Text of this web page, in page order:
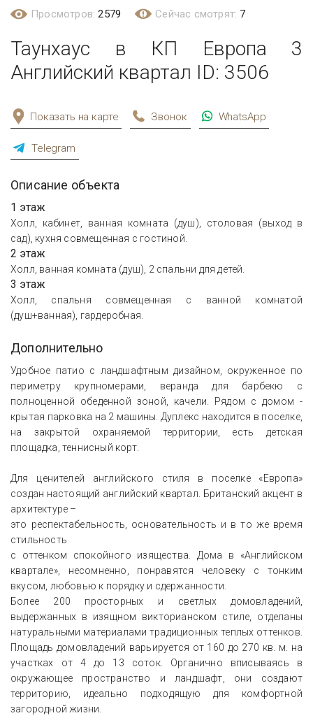
Просмотров:2579 Сейчас смотрят: 7
Таунхаус в КП Европа 3
Английский квартал ID: 3506
Показать на карте Звонок WhatsApp
Telegram
Описание объекта
1 этаж
Холл, кабинет, ванная комната (душ), столовая (выход в
сад), кухня совмещенная с гостиной.
2 этаж
Холл, ванная комната (душ), 2 спальни для детей.
3 этаж
Холл, спальня совмещенная с ванной комнатой
(душ+ванная), гардеробная.
Дополнительно
Удобное патио с ландшафтным дизайном, окруженное по
периметру крупномерами, веранда для барбекю с
полноценной обеденной зоной, качели. Рядом с домом -
крытая парковка на 2 машины. Дуплекс находится в поселке,
на закрытой охраняемой территории, есть детская
площадка, теннисный корт.
Для ценителей английского стиля в поселке «Европа»
создан настоящий английский квартал. Британский акцент в
архитектуре –
это респектабельность, основательность и в то же время
стильность
с оттенком спокойного изящества. Дома в «Английском
квартале», несомненно, понравятся человеку с тонким
вкусом, любовью к порядку и сдержанности.
Более 200 просторных и светлых домовладений,
выдержанных в изящном викторианском стиле, отделаны
натуральными материалами традиционных теплых оттенков.
Площадь домовладений варьируется от 160 до 270 кв. м. на
участках от 4 до 13 соток. Органично вписываясь в
окружающее пространство и ландшафт, они создают
территорию, идеально подходящую для комфортной
загородной жизни.